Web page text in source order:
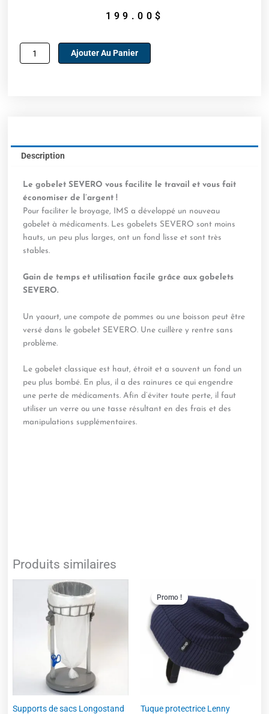
199.00 $
quantité
de
Severo
Ajouter Au Panier
Description
Le gobelet SEVERO vous facilite le travail et vous fait
économiser de l’argent !
Pour faciliter le broyage, IMS a développé un nouveau
gobelet à médicaments. Les gobelets SEVERO sont moins
hauts, un peu plus larges, ont un fond lisse et sont très
stables.
Gain de temps et utilisation facile grâce aux gobelets
SEVERO.
Un yaourt, une compote de pommes ou une boisson peut être
versé dans le gobelet SEVERO. Une cuillère y rentre sans
problème.
Le gobelet classique est haut, étroit et a souvent un fond un
peu plus bombé. En plus, il a des rainures ce qui engendre
une perte de médicaments. Afin d’éviter toute perte, il faut
utiliser un verre ou une tasse résultant en des frais et des
manipulations supplémentaires.
Produits similaires
Supports de sacs Longostand
Promo !
Promo !
Tuque protectrice Lenny
produit
a
plusieurs
variations.
Les
options
choisies